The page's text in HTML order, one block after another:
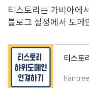
티스토리는 가비아에
블로그 설정에서 도메
티스토